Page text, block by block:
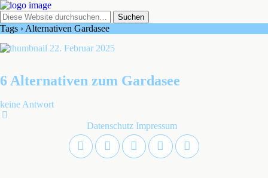
Tags › Alternativen Gardasee
22. Februar 2025
6 Alternativen zum Gardasee
keine Antwort
Datenschutz Impressum